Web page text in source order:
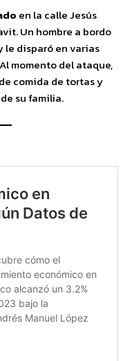
en la calle Jesús
Un hombre a bordo
disparó en varias
momento del ataque,
comida de tortas y
su familia.